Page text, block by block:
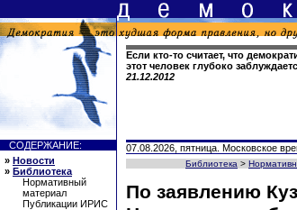
Если кто-то считает, что
этот человек глубоко
21.12.2012
СОДЕРЖАНИЕ:
» Новости
» Библиотека
Нормативный
материал
Публикации ИРИС
07.08.2026, пятница. Московское
Библиотека >
По заявлению